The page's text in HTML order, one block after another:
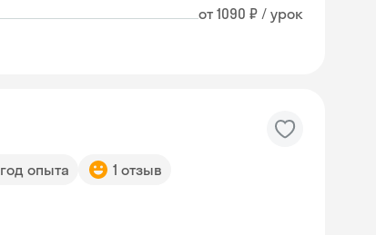
от 1090 ₽ / урок
год опыта 1 отзыв